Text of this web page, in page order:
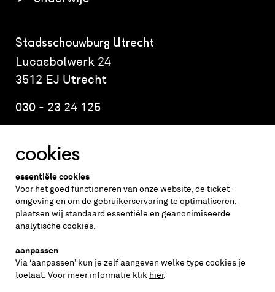
Stadsschouwburg Utrecht
Lucasbolwerk 24
3512 EJ Utrecht
030 - 23 24 125
Altijd weten wat er speelt?
vraag de nieuwsbrief aan
inschrijven
volg ons op
cookies
essentiële cookies
Voor het goed functioneren van onze website, de ticket-
omgeving en om de gebruikerservaring te optimaliseren,
plaatsen wij standaard essentiële en geanonimiseerde
analytische cookies.
aanpassen
Via ‘aanpassen’ kun je zelf aangeven welke type cookies je
toelaat. Voor meer informatie klik hier.